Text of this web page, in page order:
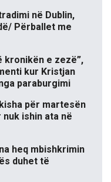
në Dublin,
Përballet me
kronikën e zezë”,
kur Kristjan
paraburgimi
për martesën
ishin ata në
heq mbishkrimin
duhet të